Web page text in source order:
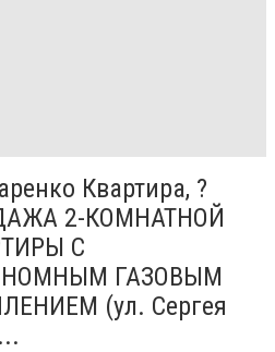
Квартира, ?
2-КОМНАТНОЙ
С
ГАЗОВЫМ
(ул. Сергея